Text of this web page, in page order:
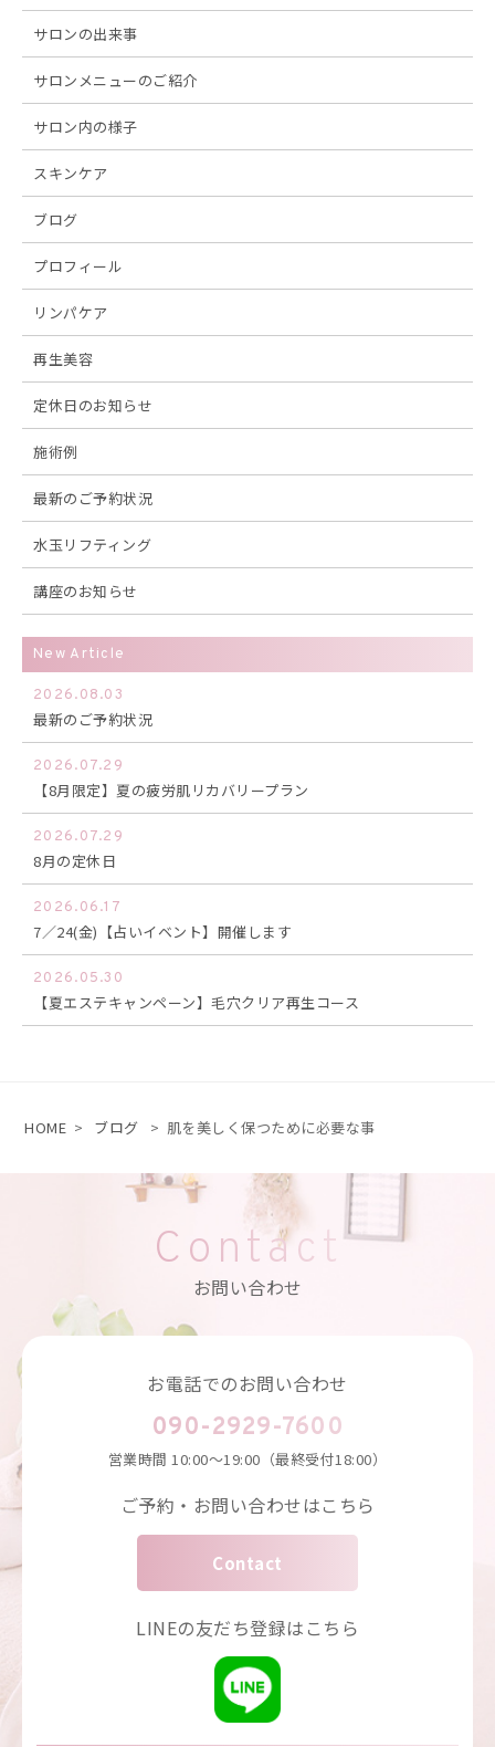
サロンの出来事
サロンメニューのご紹介
サロン内の様子
スキンケア
ブログ
プロフィール
リンパケア
再生美容
定休日のお知らせ
施術例
最新のご予約状況
水玉リフティング
講座のお知らせ
New Article
2026.08.03
最新のご予約状況
2026.07.29
【8月限定】夏の疲労肌リカバリープラン
2026.07.29
8月の定休日
2026.06.17
7／24(金)【占いイベント】開催します
2026.05.30
【夏エステキャンペーン】毛穴クリア再生コース
HOME > ブログ > 肌を美しく保つために必要な事
Contact
お問い合わせ
お電話でのお問い合わせ
090-2929-7600
営業時間10:00～19:00（最終受付18:00）
ご予約・お問い合わせはこちら
Contact
LINEの友だち登録はこちら